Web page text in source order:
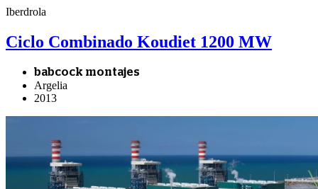
Iberdrola
Ciclo Combinado Koudiet 1200 MW
babcock montajes
Argelia
2013